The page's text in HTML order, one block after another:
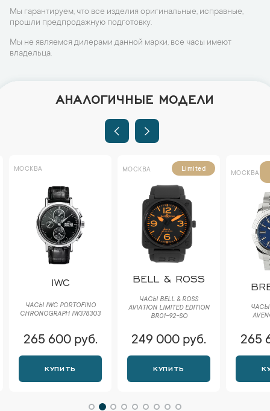
Мы гарантируем, что все изделия оригинальные, исправные,
прошли предпродажную подготовку.
Мы не являемся дилерами данной марки, все часы имеют
владельца.
АНАЛОГИЧНЫЕ МОДЕЛИ
МОСКВА
IWC
ЧАСЫ IWC PORTOFINO
CHRONOGRAPH IW378303
265 600 руб.
КУПИТЬ
МОСКВА Limited
BELL & ROSS
ЧАСЫ BELL & ROSS
AVIATION LIMITED EDITION
BR01-92-SO
249 000 руб.
КУПИТЬ
МОСКВА
ЧАСЫ
265